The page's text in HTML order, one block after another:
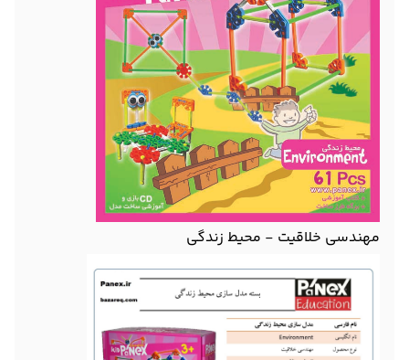
مهندسی خلاقیت - محیط زندگی